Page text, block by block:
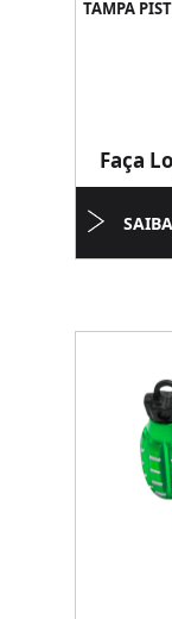
TAMPA
Faça